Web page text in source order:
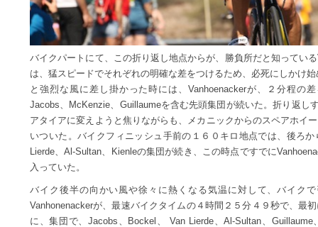
バイクパートにて、この折り返し地点からが、勝負所だと知ってい
は、猛スピードでそれぞれの明確な差をつけるため、必死にしかけ
と強烈な風に差し掛かった時には、Vanhoenackerが、２分程の
Jacobs、McKenzie、Guillaumeを含む先頭集団が続いた。折り返し
アタイアに変えようと焦りながらも、メカニックからのスペアホイ
いついた。バイクフィニッシュ手前の１６０キロ地点では、後ろ
Lierde、Al-Sultan、Kienleの集団が続き、この時点ですでに
入っていた。
バイク後半の向かい風や徐々に熱くなる気温に対して、バイク
Vanhonenackerが、最速バイクタイムの４時間２５分４９秒で、最
に、集団で、Jacobs、Bockel、 Van Lierde、Al-Sultan、